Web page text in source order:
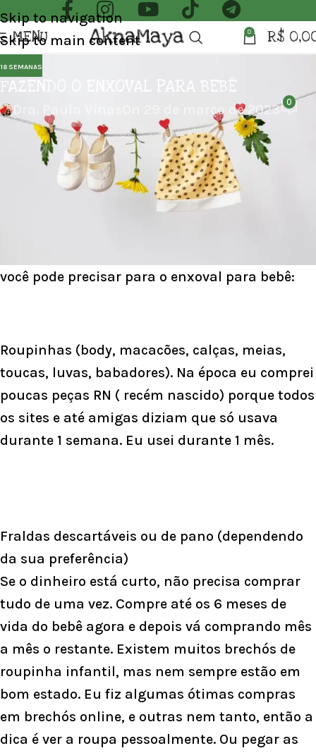
Skip to navigation
Skip to main content
MENU 0 R$
18 SEMANAS
FAZENDO O ENXOVAL PARA BEBÊ
On 29 de março de 2023 0
MONTAR O ENXOVAL PARA BEBÊ PODE SER
UMA TAREFA EMOCIONANTE E
DESAFIADORA.
você pode precisar para o enxoval para bebê:
Roupinhas (body, macacões, calças, meias,
toucas, luvas, babadores). Na época eu comprei
poucas peças RN ( recém nascido) porque todos
os sites e até amigas diziam que só usava
durante 1 semana. Eu usei durante 1 mês.
Fraldas descartáveis ou de pano (dependendo
da sua preferência)
Se o dinheiro está curto, não precisa comprar
tudo de uma vez. Compre até os 6 meses de
vida do bebê agora e depois vá comprando mês
a mês o restante. Existem muitos brechós de
roupinha infantil, mas nem sempre estão em
bom estado. Eu fiz algumas ótimas compras
em brechós online, e outras nem tanto, então a
dica é ver a roupa pessoalmente. Ou pegar as